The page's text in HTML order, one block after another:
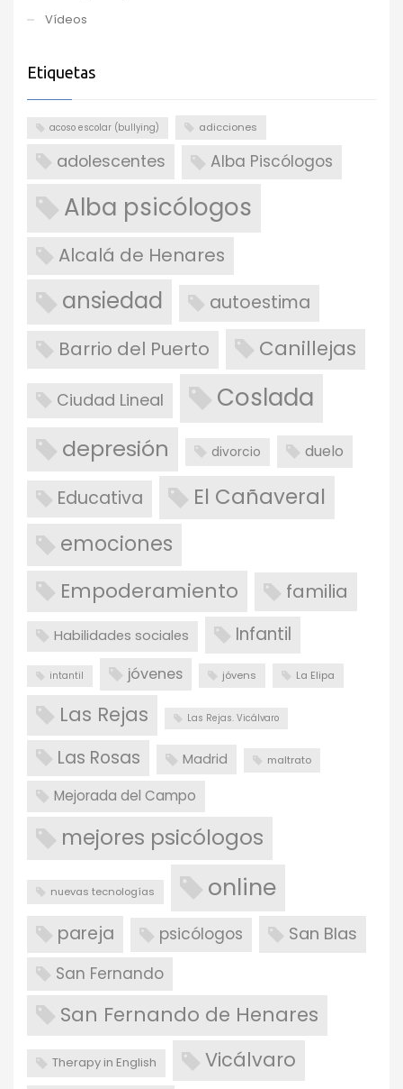
Vídeos
Etiquetas
acoso escolar (bullying) adicciones
adolescentes Alba Piscólogos
Alba psicólogos
Alcalá de Henares
ansiedad autoestima
Barrio del Puerto Canillejas
Ciudad Lineal Coslada
depresión divorcio duelo
Educativa El Cañaveral
emociones
Empoderamiento
familia
Habilidades sociales Infantil
intantil jóvenes jóvens La Elipa
Las Rejas Las Rejas. Vicálvaro
Las Rosas Madrid maltrato
Mejorada del Campo
mejores psicólogos
nuevas tecnologías online
pareja psicólogos San Blas
San Fernando
San Fernando de Henares
Therapy in English Vicálvaro